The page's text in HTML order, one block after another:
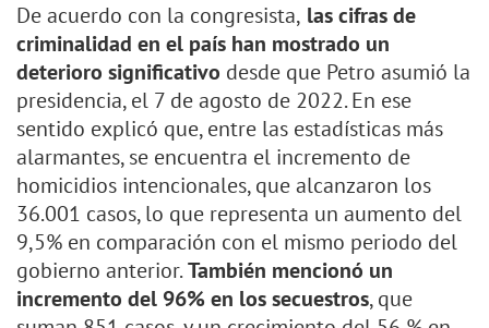
De acuerdo con la congresista, las cifras de
criminalidad en el país han mostrado un
deterioro significativo desde que Petro asumió la
presidencia, el 7 de agosto de 2022. En ese
sentido explicó que, entre las estadísticas más
alarmantes, se encuentra el incremento de
homicidios intencionales, que alcanzaron los
36.001 casos, lo que representa un aumento del
9,5% en comparación con el mismo periodo del
gobierno anterior.También mencionó un
incremento del 96% en los secuestros, que